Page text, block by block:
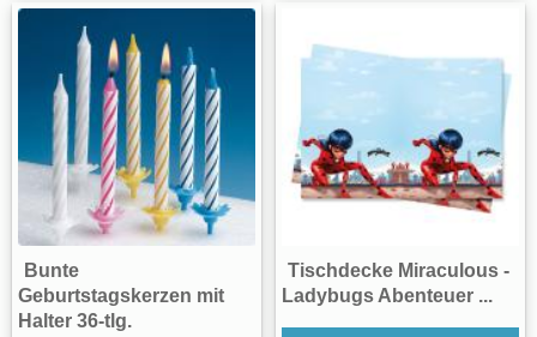
Bunte
Geburtstagskerzen mit
Halter 36-tlg.
Tischdecke Miraculous -
Ladybugs Abenteuer ...